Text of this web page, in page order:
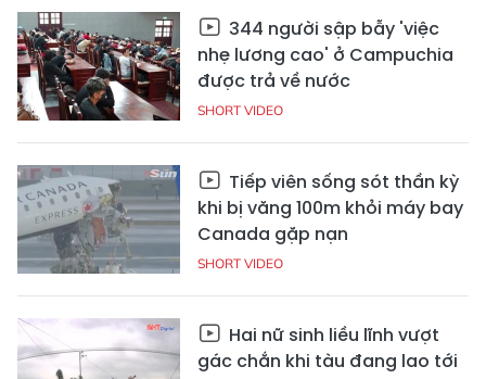
344 người sập bẫy 'việc
nhẹ lương cao' ở Campuchia
được trả về nước
SHORT VIDEO
Tiếp viên sống sót thần kỳ
khi bị văng 100m khỏi máy bay
Canada gặp nạn
SHORT VIDEO
Hai nữ sinh liều lĩnh vượt
gác chắn khi tàu đang lao tới